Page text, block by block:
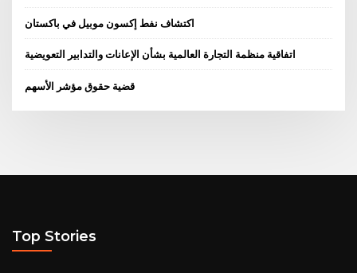
اكتشاف نفط إكسون موبيل في باكستان
اتفاقية منظمة التجارة العالمية بشأن الإعانات والتدابير التعويضية
قضية حقوق مؤشر الأسهم
Top Stories